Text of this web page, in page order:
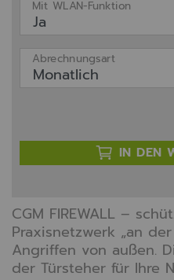
Mit WLAN-Funktion
Abrechnungsart
IN DEN
CGM FIREWALL –
Praxisnetzwerk „an
Angriffen von außen.
der Türsteher für Ihre